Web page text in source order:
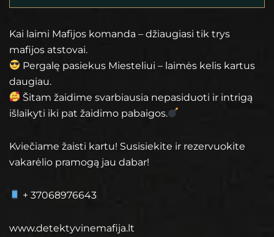
Kai laimi Mafijos komanda – džiaugiasi tik trys
mafijos atstovai.
Pergalę pasiekus Miesteliui – laimės kelis kartus
daugiau.
Šitam žaidime svarbiausia nepasiduoti ir intrigą
išlaikyti iki pat žaidimo pabaigos.
Kviečiame žaisti kartu! Susisiekite ir rezervuokite
vakarėlio pramogą jau dabar!
+ 37068976643
www.detektyvinemafija.lt